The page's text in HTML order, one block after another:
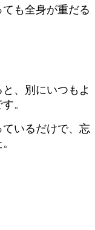
も全身が重だる
、別にいつもよ
。
いるだけで、忘